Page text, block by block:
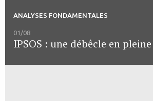
ANALYSES FONDAMENTALES
01/08
IPSOS : une débêcle en